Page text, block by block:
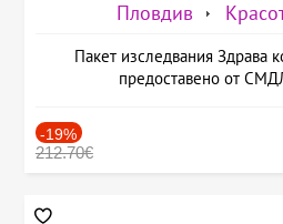
Пловдив
Пакет изследвания Здрава
предоставено от
-19%
212.70€